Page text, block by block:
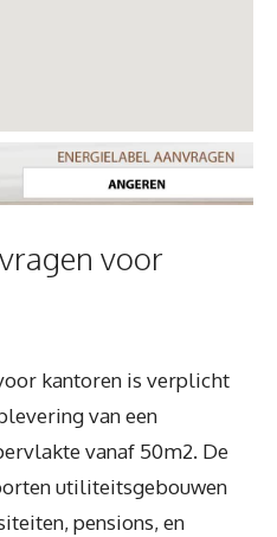
voor
kantoren is verplicht
van een
vanaf 50m2. De
utiliteitsgebouwen
pensions, en